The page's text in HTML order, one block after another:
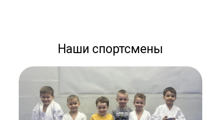
Наши спортсмены